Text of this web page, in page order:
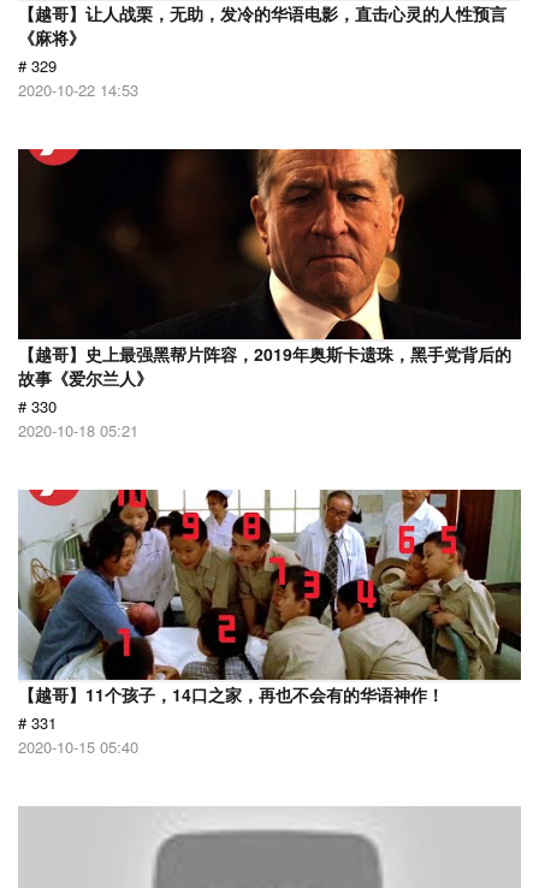
【越哥】让人战栗，无助，发冷的华语电影，直击心灵的人性预言
《麻将》
# 329
2020-10-22 14:53
【越哥】史上最强黑帮片阵容，2019年奥斯卡遗珠，黑手党背后的
故事《爱尔兰人》
# 330
2020-10-18 05:21
【越哥】11个孩子，14口之家，再也不会有的华语神作！
# 331
2020-10-15 05:40